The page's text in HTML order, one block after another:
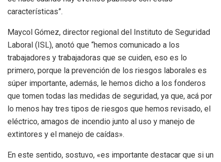
características”.
Maycol Gómez, director regional del Instituto de Seguridad
Laboral (ISL), anotó que “hemos comunicado a los
trabajadores y trabajadoras que se cuiden, eso es lo
primero, porque la prevención de los riesgos laborales es
súper importante, además, le hemos dicho a los fonderos
que tomen todas las medidas de seguridad, ya que, acá por
lo menos hay tres tipos de riesgos que hemos revisado, el
eléctrico, amagos de incendio junto al uso y manejo de
extintores y el manejo de caídas».
En este sentido, sostuvo, «es importante destacar que si un